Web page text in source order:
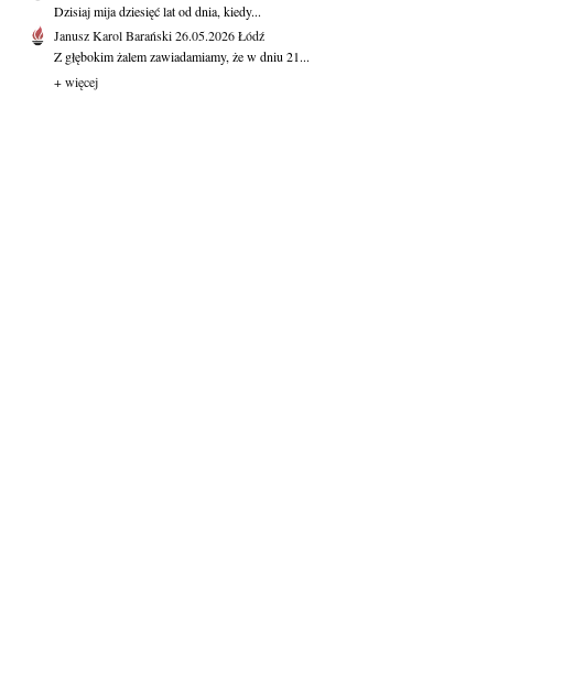
Dzisiaj mija dziesięć lat od dnia, kiedy...
Janusz Karol Barański26.05.2026Łódź
Z głębokim żalem zawiadamiamy, że w dniu 21...
+ więcej